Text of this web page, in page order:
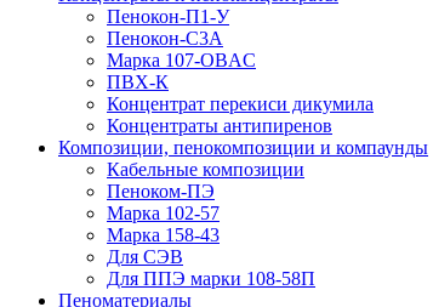
Пенокон-П1-У
Пенокон-С3А
Марка 107-OBAC
ПВХ-К
Концентрат перекиси дикумила
Концентраты антипиренов
Композиции, пенокомпозиции и компаунды
Кабельные композиции
Пеноком-ПЭ
Марка 102-57
Марка 158-43
Для СЭВ
Для ППЭ марки 108-58П
Пеноматериалы